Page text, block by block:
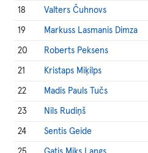
18 Valters Čuhnovs
19 Markuss Lasmanis Dimza
20 Roberts Peksens
21 Kristaps Miķilps
22 Madis Pauls Tučs
23 Nils Rudiņš
24 Sentis Geide